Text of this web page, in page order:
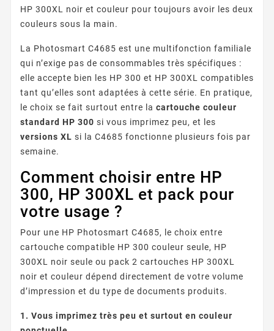
HP 300XL noir et couleur pour toujours avoir les deux
couleurs sous la main.
La Photosmart C4685 est une multifonction familiale
qui n’exige pas de consommables très spécifiques :
elle accepte bien les HP 300 et HP 300XL compatibles
tant qu’elles sont adaptées à cette série. En pratique,
le choix se fait surtout entre la cartouche couleur
standard HP 300 si vous imprimez peu, et les
versions XL si la C4685 fonctionne plusieurs fois par
semaine.
Comment choisir entre HP
300, HP 300XL et pack pour
votre usage ?
Pour une HP Photosmart C4685, le choix entre
cartouche compatible HP 300 couleur seule, HP
300XL noir seule ou pack 2 cartouches HP 300XL
noir et couleur dépend directement de votre volume
d’impression et du type de documents produits.
1. Vous imprimez très peu et surtout en couleur